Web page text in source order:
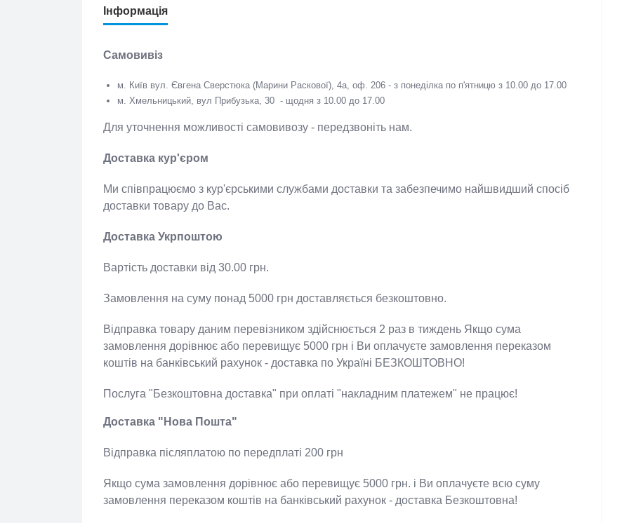
Інформація
Самовивіз
м. Київ вул. Євгена Сверстюка (Марини Раскової), 4а, оф. 206 - з понеділка по п'ятницю з 10.00 до 17.00
м. Хмельницький, вул Прибузька, 30 - щодня з 10.00 до 17.00
Для уточнення можливості самовивозу - передзвоніть нам.
Доставка кур'єром
Ми співпрацюємо з кур'єрськими службами доставки та забезпечимо найшвидший
спосіб доставки товару до Вас.
Доставка Укрпоштою
Вартість доставки від 30.00 грн.
Замовлення на суму понад 5000 грн доставляється безкоштовно.
Відправка товару даним перевізником здійснюється 2 раз в тиждень Якщо сума
замовлення дорівнює або перевищує 5000 грн і Ви оплачуєте замовлення переказом
коштів на банківський рахунок - доставка по Україні БЕЗКОШТОВНО!
Послуга "Безкоштовна доставка" при оплаті "накладним платежем" не працює!
Доставка "Нова Пошта"
Відправка післяплатою по передплаті 200 грн
Якщо сума замовлення дорівнює або перевищує 5000 грн. і Ви оплачуєте всю суму
замовлення переказом коштів на банківський рахунок - доставка Безкоштовна!